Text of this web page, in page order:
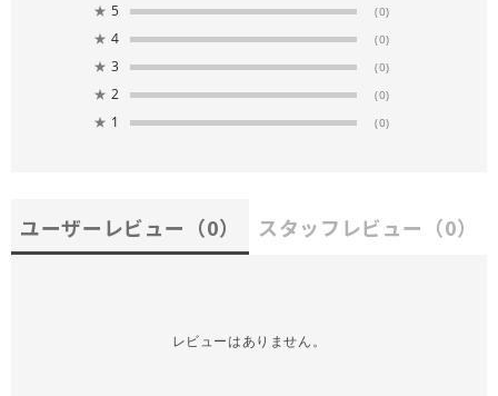
★ 5 (0)
★ 4 (0)
★ 3 (0)
★ 2 (0)
★ 1 (0)
ユーザーレビュー （0） スタッフレビュー （0）
レビューはありません。